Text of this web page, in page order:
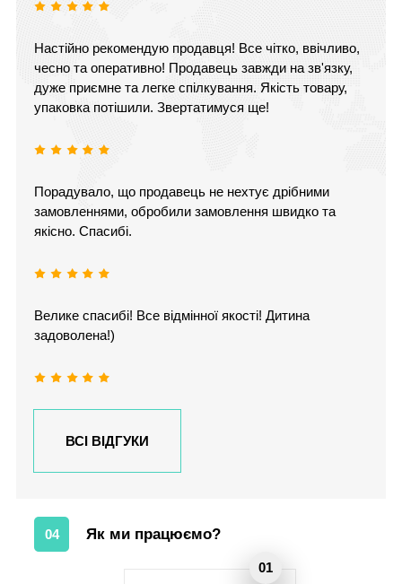
Настійно рекомендую продавця! Все чітко, ввічливо,
чесно та оперативно! Продавець завжди на зв'язку,
дуже приємне та легке спілкування. Якість товару,
упаковка потішили. Звертатимуся ще!
Порадувало, що продавець не нехтує дрібними
замовленнями, обробили замовлення швидко та
якісно. Спасибі.
Велике спасибі! Все відмінної якості! Дитина
задоволена!)
ВСІ ВІДГУКИ
04 Як ми працюємо?